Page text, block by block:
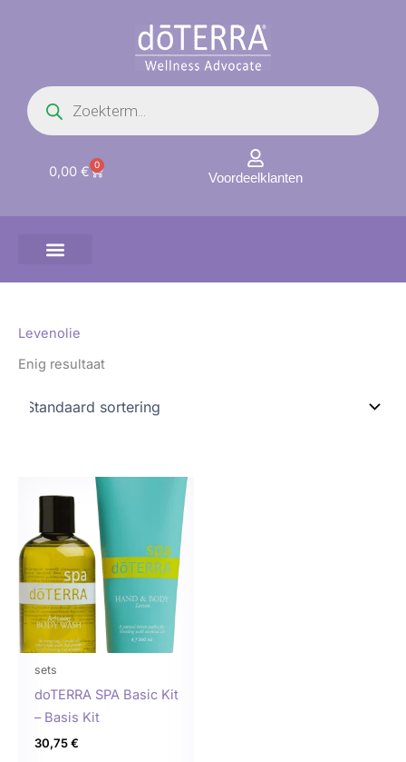
Producten
zoeken
0,00 € 0
Winkelwagen Voordeelklanten
Levenolie
Enig resultaat
sets
doTERRA SPA Basic Kit
– Basis Kit
30,75€
Dit
product
heeft
meerdere
variaties.
Deze
optie
worden